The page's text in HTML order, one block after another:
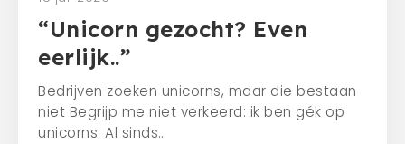
“Unicorn gezocht? Even
eerlijk..”
Bedrijven zoeken unicorns, maar die bestaan
niet Begrijp me niet verkeerd: ik ben gék op
unicorns. Al sinds…